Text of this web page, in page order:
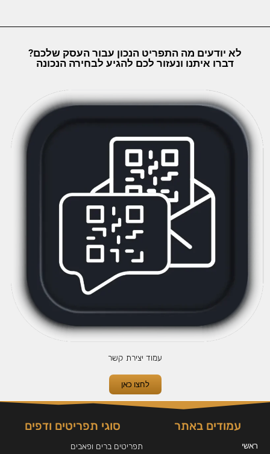
לא יודעים מה התפריט הנכון עבור העסק שלכם?
דברו איתנו ונעזור לכם להגיע לבחירה הנכונה
עמוד יצירת קשר
לחצו כאן
עמודים באתר
ראשי
סוגי תפריטים ודפים
תפריטים ברים ופאבים